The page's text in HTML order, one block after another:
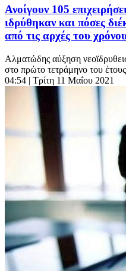
Ανοίγουν 105
ιδρύθηκαν και πόσες
από τις αρχές του
Αλματώδης αύξηση
στο πρώτο τετράμηνο του
04:54 | Τρίτη 11 Μαΐου 2021